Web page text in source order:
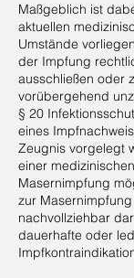
Maßgeblich ist
aktuellen
Umstände
der Impfung
ausschließen oder
vorübergehend
§ 20
eines
Zeugnis vorgelegt
einer
Masernimpfung
zur
nachvollziehbar
dauerhafte oder